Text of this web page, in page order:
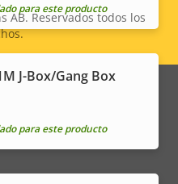
para este producto
J-Box/Gang Box
para este producto
AB. Reservados todos los